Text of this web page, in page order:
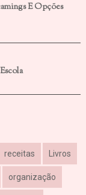
E Opções
receitas Livros
organização